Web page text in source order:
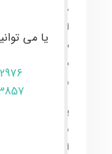
صنعت رباتیک به
است. کارخانه‌ها
محصولات، کاهش
دستگاه‌های به‌روز
رباتیک در این
یادگیری رباتیک
برای بروز
اساتید آکادمی
یا می